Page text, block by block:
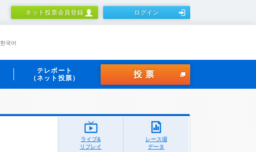
ネット投票会員登録 ログイン
한국어
テレボート
（ネット投票）
投票
ライブ&
リプレイ
レース場
データ